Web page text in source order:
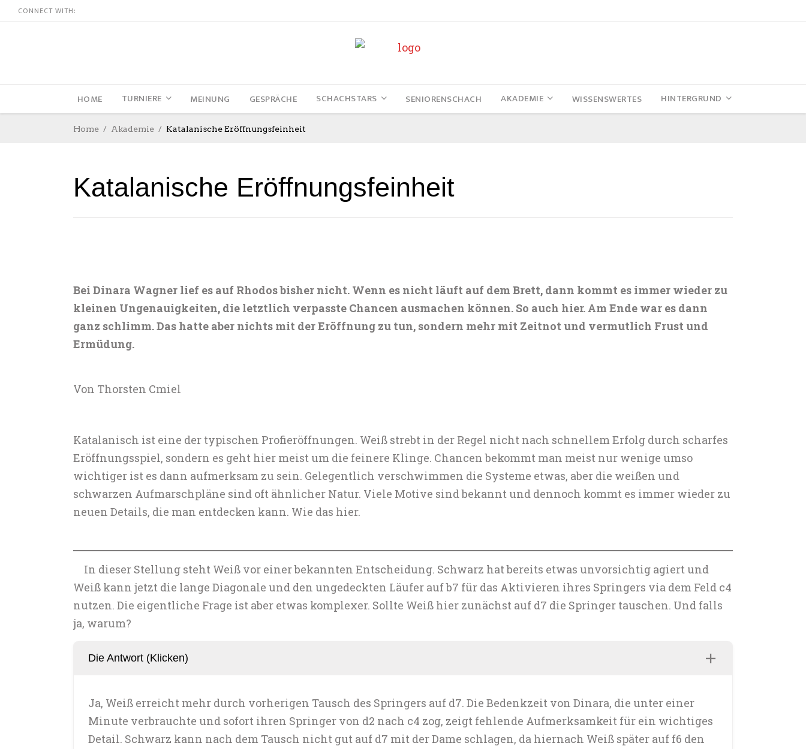
CONNECT WITH:
HOME TURNIERE MEINUNG GESPRÄCHE SCHACHSTARS SENIORENSCHACH AKADEMIE WISSENSWERTES HINTERGRUND
Home Akademie Katalanische Eröffnungsfeinheit
Katalanische Eröffnungsfeinheit
Bei Dinara Wagner lief es auf Rhodos bisher nicht. Wenn es nicht läuft auf dem Brett, dann kommt es immer wieder zu
kleinen Ungenauigkeiten, die letztlich verpasste Chancen ausmachen können. So auch hier. Am Ende war es dann
ganz schlimm. Das hatte aber nichts mit der Eröffnung zu tun, sondern mehr mit Zeitnot und vermutlich Frust und
Ermüdung.
Von Thorsten Cmiel
Katalanisch ist eine der typischen Profieröffnungen. Weiß strebt in der Regel nicht nach schnellem Erfolg durch scharfes
Eröffnungsspiel, sondern es geht hier meist um die feinere Klinge. Chancen bekommt man meist nur wenige umso
wichtiger ist es dann aufmerksam zu sein. Gelegentlich verschwimmen die Systeme etwas, aber die weißen und
schwarzen Aufmarschpläne sind oft ähnlicher Natur. Viele Motive sind bekannt und dennoch kommt es immer wieder zu
neuen Details, die man entdecken kann. Wie das hier.
In dieser Stellung steht Weiß vor einer bekannten Entscheidung. Schwarz hat bereits etwas unvorsichtig agiert und
Weiß kann jetzt die lange Diagonale und den ungedeckten Läufer auf b7 für das Aktivieren ihres Springers via dem Feld c4
nutzen. Die eigentliche Frage ist aber etwas komplexer. Sollte Weiß hier zunächst auf d7 die Springer tauschen. Und falls
ja, warum?
Die Antwort (Klicken)
Ja, Weiß erreicht mehr durch vorherigen Tausch des Springers auf d7. Die Bedenkzeit von Dinara, die unter einer
Minute verbrauchte und sofort ihren Springer von d2 nach c4 zog, zeigt fehlende Aufmerksamkeit für ein wichtiges
Detail. Schwarz kann nach dem Tausch nicht gut auf d7 mit der Dame schlagen, da hiernach Weiß später auf f6 den